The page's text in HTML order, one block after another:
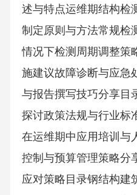
述与特点运维期结构检
制定原则与方法常规检
情况下检测周期调整策
施建议故障诊断与应急
与报告撰写技巧分享目
探讨政策法规与行业标
在运维期中应用培训与
控制与预算管理策略分
应对策略目录钢结构建